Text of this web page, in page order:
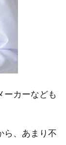
ーカーなども
ら、あまり不